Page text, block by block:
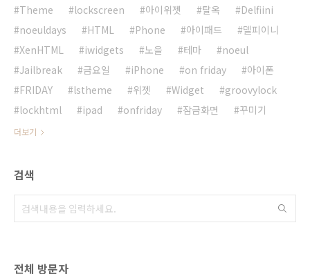
Theme lockscreen 아이위젯 탈옥
Delfiini
noeuldays
HTML Phone 아이패드
델피이니
XenHTML
iwidgets 노을 테마
noeul
Jailbreak
금요일 iPhone on friday
아이폰
FRIDAY
lstheme 위젯 Widget
groovylock
lockhtml
ipad onfriday 잠금화면 꾸미기
더보기
검색
전체 방문자